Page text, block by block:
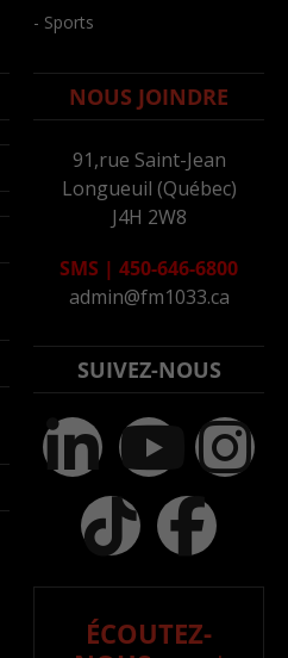
- Sports
NOUS JOINDRE
91,rue Saint-Jean
Longueuil (Québec)
J4H 2W8
SMS | 450-646-6800
admin@fm1033.ca
SUIVEZ-NOUS
ÉCOUTEZ-